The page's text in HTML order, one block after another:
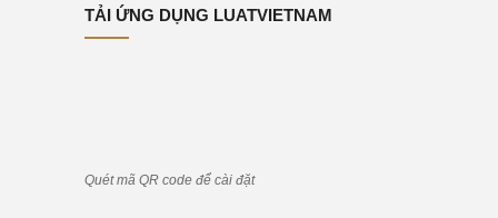
TẢI ỨNG DỤNG LUATVIETNAM
Quét mã QR code để cài đặt